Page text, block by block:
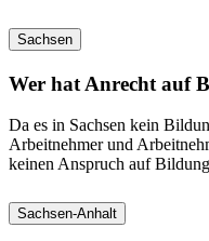
Sachsen
Wer hat Anrecht auf
Da es in Sachsen kein
Arbeitnehmer und
keinen Anspruch auf
Sachsen-Anhalt